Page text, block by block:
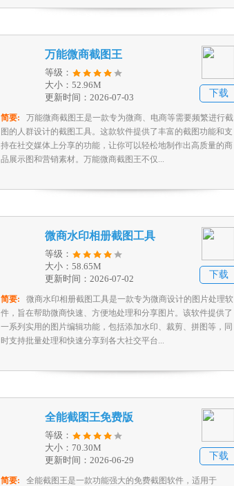
万能微商截图王
等级：
大小：52.96M
更新时间：2026-07-03
下载
简要:
万能微商截图王是一款专为微商、电商等需要频繁进行截
图的人群设计的截图工具。这款软件提供了丰富的截图功能和支
持在社交媒体上分享的功能，让你可以轻松地制作出高质量的商
品展示图和营销素材。万能微商截图王不仅...
微商水印相册截图工具
等级：
大小：58.65M
更新时间：2026-07-02
下载
简要:
微商水印相册截图工具是一款专为微商设计的图片处理软
件，旨在帮助微商快速、方便地处理和分享图片。该软件提供了
一系列实用的图片编辑功能，包括添加水印、裁剪、拼图等，同
时支持批量处理和快速分享到各大社交平台...
全能截图王免费版
等级：
大小：70.30M
更新时间：2026-06-29
下载
简要:
全能截图王是一款功能强大的免费截图软件，适用于